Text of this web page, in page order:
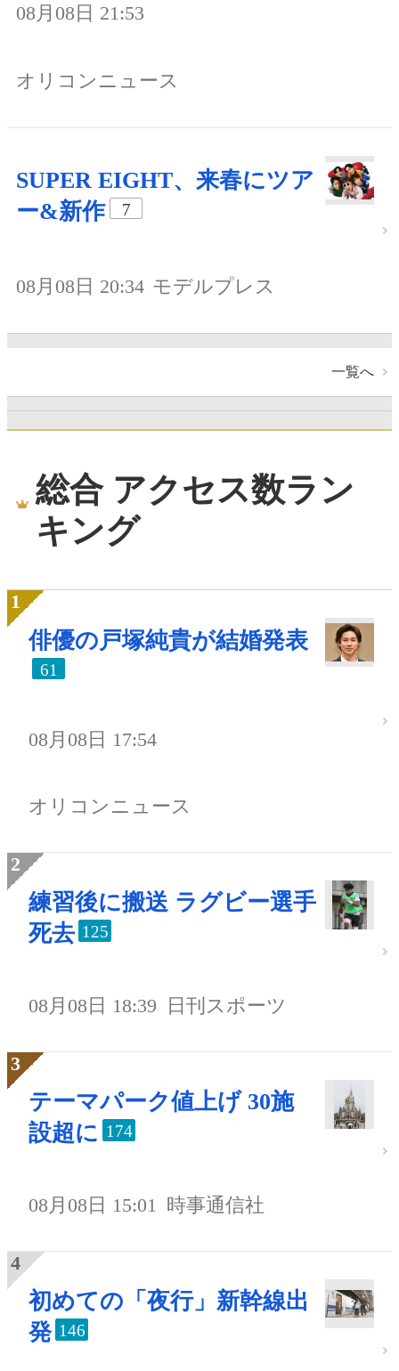
08月08日 21:53
オリコンニュース
SUPER EIGHT、来春にツア
ー&新作
7
08月08日 20:34 モデルプレス
一覧へ
総合 アクセス数ラン
キング
俳優の戸塚純貴が結婚発表
61
08月08日 17:54
オリコンニュース
練習後に搬送 ラグビー選手
死去 125
08月08日 18:39 日刊スポーツ
テーマパーク値上げ 30施
設超に 174
08月08日 15:01 時事通信社
初めての「夜行」新幹線出
発 146